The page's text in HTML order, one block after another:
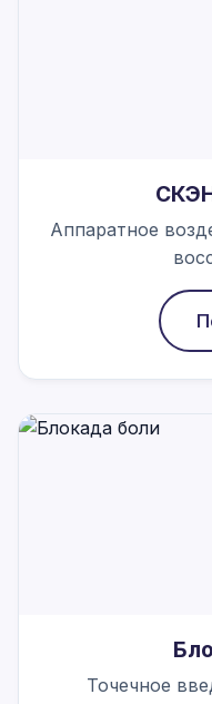
Аппаратное
Точечное